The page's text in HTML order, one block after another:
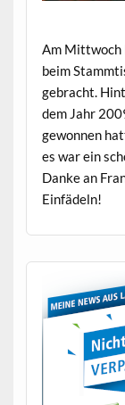
Am Mittwoch
beim
ge­bracht.
dem Jahr
gewon­nen
es war ein
Danke an
Einfädeln!